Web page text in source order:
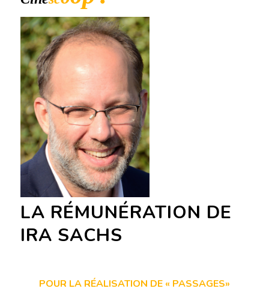
LA RÉMUNÉRATION DE
IRA SACHS
POUR LA RÉALISATION DE « PASSAGES»